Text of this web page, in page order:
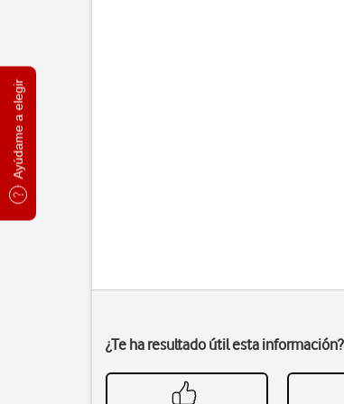
Ayúdame a elegir
¿Te ha resultado útil esta información?